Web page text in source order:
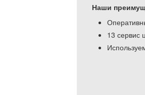
Наши
13 сервис